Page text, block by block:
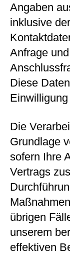
Angaben
inklusive
Anfrage
Diese
Die
Grundlage
sofern Ihre
Vertrags
übrigen
unserem
effektiven